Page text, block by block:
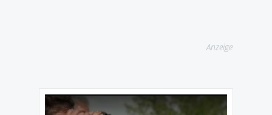
Anzeige